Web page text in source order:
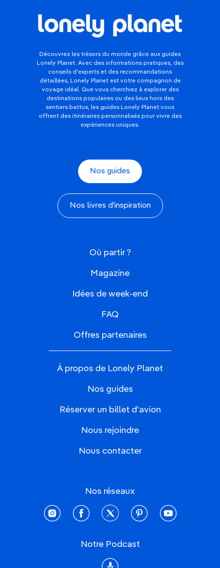
Découvrez les trésors du monde grâce aux guides
Lonely Planet. Avec des informations pratiques, des
conseils d'experts et des recommandations
détaillées, Lonely Planet est votre compagnon de
voyage idéal. Que vous cherchiez à explorer des
destinations populaires ou des lieux hors des
sentiers battus, les guides Lonely Planet vous
offrent des itinéraires personnalisés pour vivre des
expériences uniques.
Nos guides
Nos livres d'inspiration
Où partir ?
Magazine
Idées de week-end
FAQ
Offres partenaires
À propos de Lonely Planet
Nos guides
Réserver un billet d'avion
Nous rejoindre
Nous contacter
Nos réseaux
instagramfacebooktwitter pinterestyoutube
Notre Podcast
Podcast